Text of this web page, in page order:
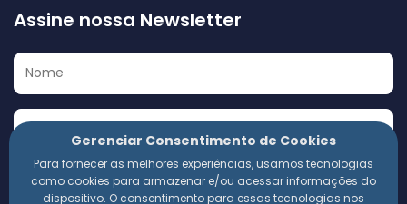
Assine nossa Newsletter
Eu concordo em receber a Newsletter e outros materiais
informativos da 360 Compliance. Estou ciente de que
Gerenciar Consentimento de Cookies
Para fornecer as melhores experiências, usamos tecnologias
como cookies para armazenar e/ou acessar informações do
dispositivo. O consentimento para essas tecnologias nos